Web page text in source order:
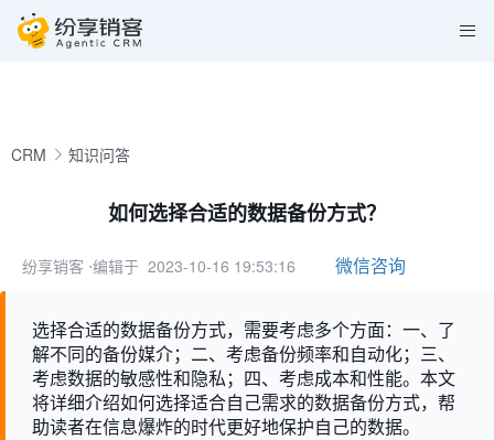
CRM 知识问答
如何选择合适的数据备份方式？
纷享销客 ⋅编辑于 2023-10-16 19:53:16 微信咨询
选择合适的数据备份方式，需要考虑多个方面：一、了
解不同的备份媒介；二、考虑备份频率和自动化；三、
考虑数据的敏感性和隐私；四、考虑成本和性能。本文
将详细介绍如何选择适合自己需求的数据备份方式，帮
助读者在信息爆炸的时代更好地保护自己的数据。